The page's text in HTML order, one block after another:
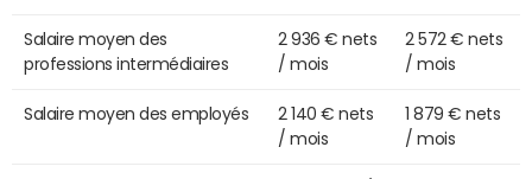
Salaire moyen des
professions intermédiaires
2 936 € nets
/ mois
2 572 € nets
/ mois
Salaire moyen des employés
2 140 € nets
/ mois
1 879 € nets
/ mois